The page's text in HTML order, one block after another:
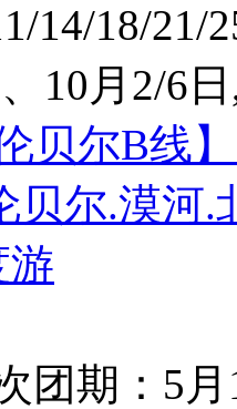
14/18/21/
10月2/6日
贝尔B线
贝尔.漠河.
游
团期：5